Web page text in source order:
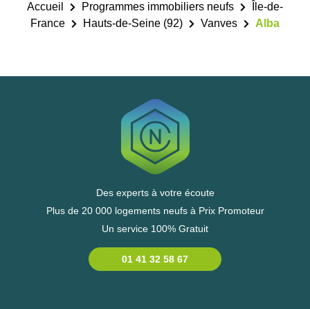
Accueil Programmes immobiliers neufs
Île-de-
France
Hauts-de-Seine (92) Vanves Alba
Des experts à votre écoute
Plus de 20 000 logements neufs à Prix Promoteur
Un service 100% Gratuit
01 41 32 58 67